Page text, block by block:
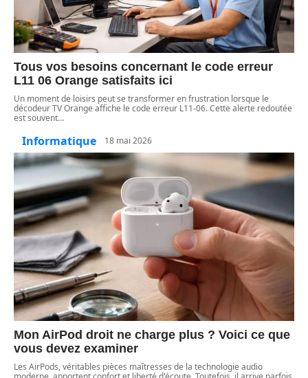
Tous vos besoins concernant le code erreur
L11 06 Orange satisfaits ici
Un moment de loisirs peut se transformer en frustration lorsque le
décodeur TV Orange affiche le code erreur L11-06. Cette alerte redoutée
est souvent…
Informatique 18 mai 2026
Mon AirPod droit ne charge plus ? Voici ce que
vous devez examiner
Les AirPods, véritables pièces maîtresses de la technologie audio